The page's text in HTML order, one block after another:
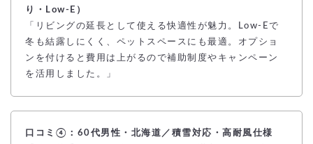
り・Low-E）
「リビングの延長として使える快適性が魅力。Low-Eで
冬も結露しにくく、ペットスペースにも最適。オプショ
ンを付けると費用は上がるので補助制度やキャンペーン
を活用しました。」
口コミ④：60代男性・北海道／積雪対応・高耐風仕様